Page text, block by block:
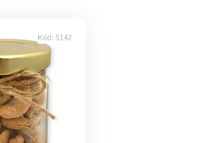
Kód: 5142